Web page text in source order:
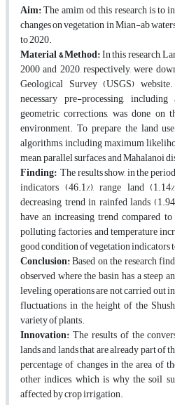
Aim:The amim od this research is to
changes on vegetation in Mian-ab
to 2020.
Material & Method:In this research,
2000 and 2020, respectively, were
Geological Survey (USGS)
necessary pre-processing,
geometric corrections, was done
environment. To prepare the land
algorithms, including maximum
mean, parallel surfaces, and Mahalanoi
Finding:The results show, in the
indicators (46.1%), range land
decreasing trend in rainfed lands
have an increasing trend compared
polluting factories, and temperature
good condition of vegetation indicators
Conclusion:Based on the research
observed where the basin has a steep
leveling operations are not carried out
fluctuations in the height of the
variety of plants.
Innovation:The results of the
lands and lands that are already part of
percentage of changes in the area of
other indices, which is why the soil
affected by crop irrigation.